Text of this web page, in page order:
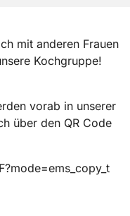
mit anderen Frauen
Kochgruppe!
vorab in unserer
über den QR Code